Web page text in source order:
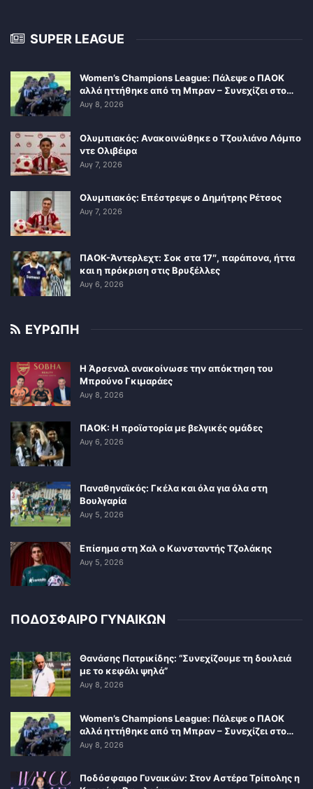
SUPER LEAGUE
Women’s Champions League: Πάλεψε ο ΠΑΟΚ
αλλά ηττήθηκε από τη Μπραν – Συνεχίζει στο…
Αυγ 8, 2026
Ολυμπιακός: Ανακοινώθηκε ο Τζουλιάνο Λόμπο
ντε Ολιβέιρα
Αυγ 7, 2026
Ολυμπιακός: Επέστρεψε ο Δημήτρης Ρέτσος
Αυγ 7, 2026
ΠΑΟΚ-Άντερλεχτ: Σοκ στα 17″, παράπονα, ήττα
και η πρόκριση στις Βρυξέλλες
Αυγ 6, 2026
ΕΥΡΩΠΗ
Η Άρσεναλ ανακοίνωσε την απόκτηση του
Μπρούνο Γκιμαράες
Αυγ 8, 2026
ΠΑΟΚ: Η προϊστορία με βελγικές ομάδες
Αυγ 6, 2026
Παναθηναϊκός: Γκέλα και όλα για όλα στη
Βουλγαρία
Αυγ 5, 2026
Επίσημα στη Χαλ ο Κωνσταντής Τζολάκης
Αυγ 5, 2026
ΠΟΔΟΣΦΑΙΡΟ ΓΥΝΑΙΚΩΝ
Θανάσης Πατρικίδης: “Συνεχίζουμε τη δουλειά
με το κεφάλι ψηλά”
Αυγ 8, 2026
Women’s Champions League: Πάλεψε ο ΠΑΟΚ
αλλά ηττήθηκε από τη Μπραν – Συνεχίζει στο…
Αυγ 8, 2026
Ποδόσφαιρο Γυναικών: Στον Αστέρα Τρίπολης η